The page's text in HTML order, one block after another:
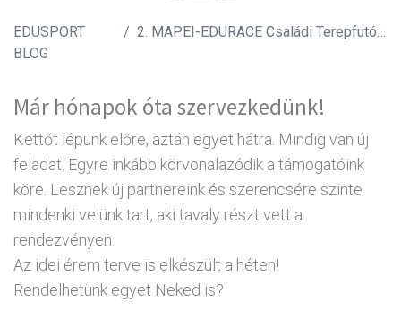
EDUSPORT
BLOG
2. MAPEI-EDURACE Családi Terepfutó Nap
Már hónapok óta szervezkedünk!
Kettőt lépünk előre, aztán egyet hátra. Mindig van új
feladat. Egyre inkább körvonalazódik a támogatóink
köre. Lesznek új partnereink és szerencsére szinte
mindenki velünk tart, aki tavaly részt vett a
rendezvényen.
Az idei érem terve is elkészült a héten!
Rendelhetünk egyet Neked is?